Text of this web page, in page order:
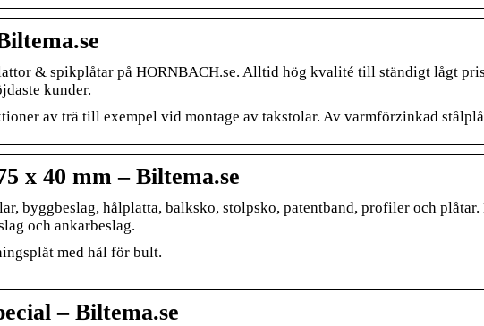
& spikplåtar på HORNBACH.se. Alltid hög kvalité till ständigt lågt
kunder.
av trä till exempel vid montage av takstolar. Av varmförzinkad
x 40 mm – Biltema.se
byggbeslag, hålplatta, balksko, stolpsko, patentband, profiler och plåtar.
och ankarbeslag.
med hål för bult.
– Biltema.se